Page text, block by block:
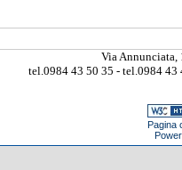
Via Annunciata,
tel.0984 43 50 35 - tel.0984
Pagina